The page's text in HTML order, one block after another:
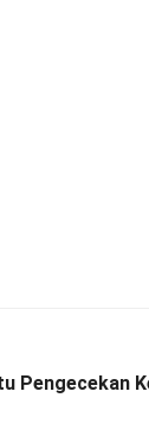
Pengecekan